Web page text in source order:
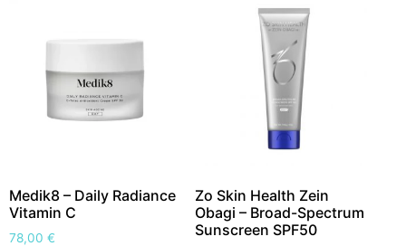
Medik8 – Daily Radiance
Vitamin C
78,00 €
Zo Skin Health Zein
Obagi – Broad-Spectrum
Sunscreen SPF50